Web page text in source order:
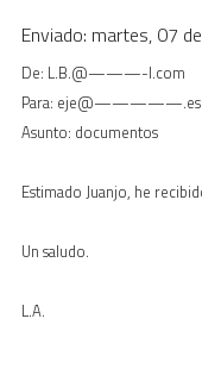
Enviado: martes, 07
De: L.B.@———-l.com
Para: eje@—————.es
Asunto: documentos
Estimado Juanjo, he
Un saludo.
L.A.